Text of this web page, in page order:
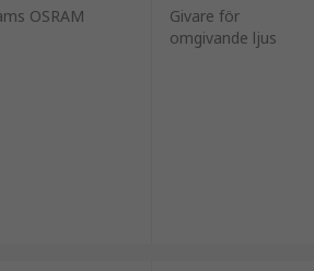
OSRAM
Givare för
omgivande ljus